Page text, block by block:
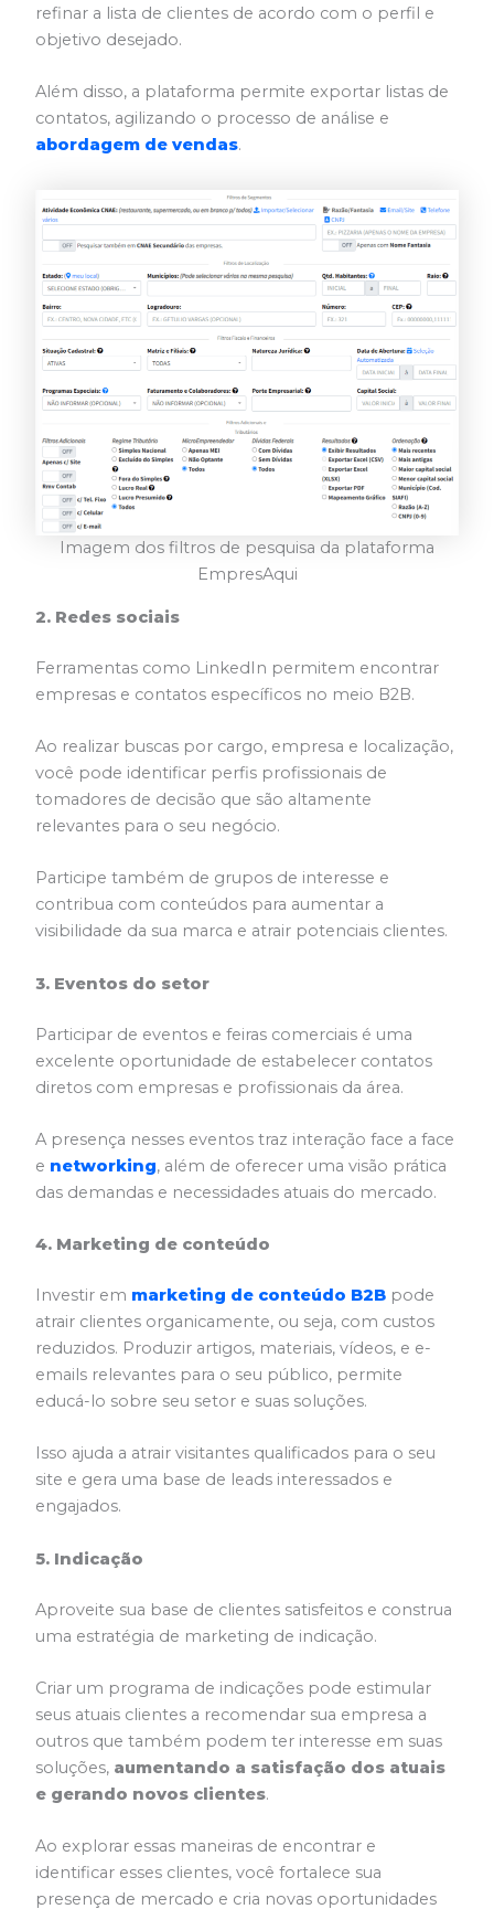
refinar a lista de clientes de acordo com o perfil e
objetivo desejado.
Além disso, a plataforma permite exportar listas de
contatos, agilizando o processo de análise e
abordagem de vendas.
Imagem dos filtros de pesquisa da plataforma
EmpresAqui
2. Redes sociais
Ferramentas como LinkedIn permitem encontrar
empresas e contatos específicos no meio B2B.
Ao realizar buscas por cargo, empresa e localização,
você pode identificar perfis profissionais de
tomadores de decisão que são altamente
relevantes para o seu negócio.
Participe também de grupos de interesse e
contribua com conteúdos para aumentar a
visibilidade da sua marca e atrair potenciais clientes.
3. Eventos do setor
Participar de eventos e feiras comerciais é uma
excelente oportunidade de estabelecer contatos
diretos com empresas e profissionais da área.
A presença nesses eventos traz interação face a face
e networking, além de oferecer uma visão prática
das demandas e necessidades atuais do mercado.
4. Marketing de conteúdo
Investir em marketing de conteúdo B2Bpode
atrair clientes organicamente, ou seja, com custos
reduzidos. Produzir artigos, materiais, vídeos, e e-
emails relevantes para o seu público, permite
educá-lo sobre seu setor e suas soluções.
Isso ajuda a atrair visitantes qualificados para o seu
site e gera uma base de leads interessados e
engajados.
5. Indicação
Aproveite sua base de clientes satisfeitos e construa
uma estratégia de marketing de indicação.
Criar um programa de indicações pode estimular
seus atuais clientes a recomendar sua empresa a
outros que também podem ter interesse em suas
soluções, aumentando a satisfação dos atuais
e gerando novos clientes.
Ao explorar essas maneiras de encontrar e
identificar esses clientes, você fortalece sua
presença de mercado e cria novas oportunidades